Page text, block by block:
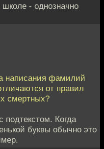
школе - однозначно
написания фамилий
от правил
смертных?
подтекстом. Когда
буквы обычно это